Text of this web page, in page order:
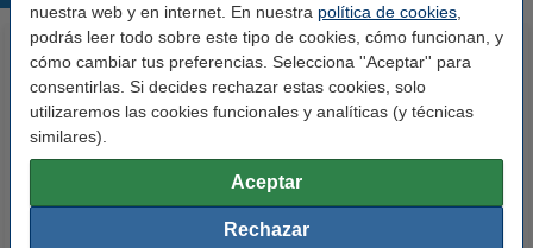
nuestra web y en internet. En nuestra política de cookies
podrás leer todo sobre este tipo de cookies, cómo funcionan, y
cómo cambiar tus preferencias. Selecciona ''Aceptar'' para
consentirlas. Si decides rechazar estas cookies, solo
utilizaremos las cookies funcionales y analíticas (y técnicas
similares).
Aceptar
Rechazar
Premium Glossy brillo alto | 10 x
123tinta Pilas Alcalinas Xtreme
Power AA - LR06 - MN1500 - 24